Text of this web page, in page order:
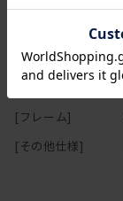
[座面高さ(SH)]
[本体]
[フレーム]
[その他仕様]